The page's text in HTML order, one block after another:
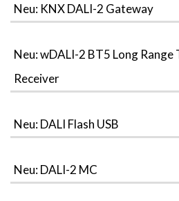
Neu: KNX DALI-2 Gateway
Neu: wDALI-2 BT5 Long
Receiver
Neu: DALI Flash USB
Neu: DALI-2 MC